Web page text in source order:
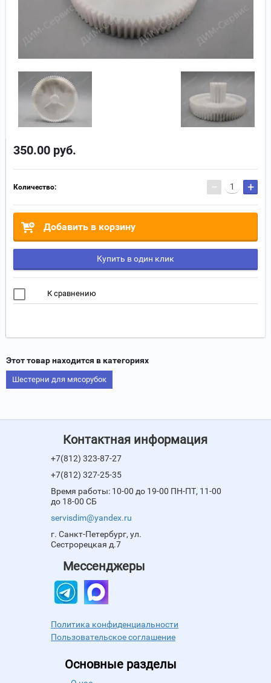
350.00 руб.
Количество: − +
Добавить в корзину
Купить в один клик
К сравнению
Этот товар находится в категориях
Шестерни для мясорубок
Контактная информация
+7(812) 323-87-27
+7(812) 327-25-35
Время работы: 10-00 до 19-00 ПН-ПТ, 11-00
до 18-00 СБ
servisdim@yandex.ru
г. Санкт-Петербург, ул.
Сестрорецкая д.7
Мессенджеры
Политика конфиденциальности
Пользовательское соглашение
Основные разделы